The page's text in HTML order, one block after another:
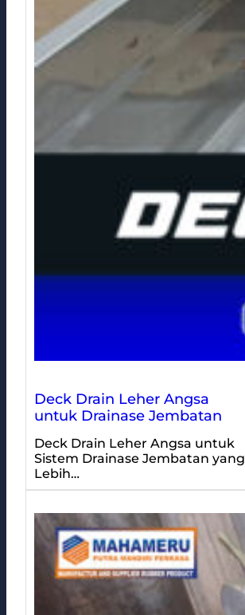
Deck Drain Leher Angsa
untuk Drainase Jembatan
Deck Drain Leher Angsa untuk
Sistem Drainase Jembatan yang
Lebih…